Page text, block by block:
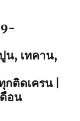
น, เทคาน,
ติดเครน |
อน